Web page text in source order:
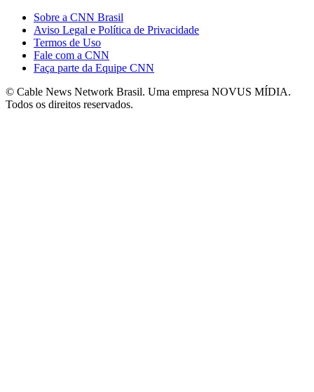
Sobre a CNN Brasil
Aviso Legal e Política de Privacidade
Termos de Uso
Fale com a CNN
Faça parte da Equipe CNN
© Cable News Network Brasil. Uma empresa NOVUS MÍDIA.
Todos os direitos reservados.